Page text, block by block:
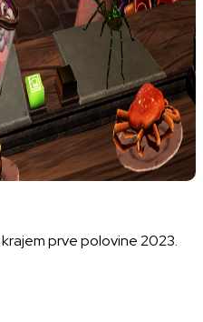
prve polovine 2023.